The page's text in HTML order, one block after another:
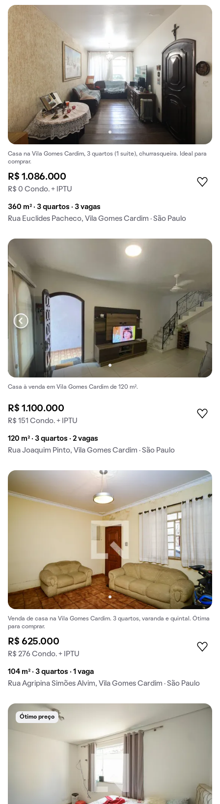
Casa na Vila Gomes Cardim, 3 quartos (1 suíte), churrasqueira. Ideal para
comprar.
R$ 1.086.000
R$ 0 Condo. + IPTU
360 m² · 3 quartos · 3 vagas
Rua Euclides Pacheco, Vila Gomes Cardim · São Paulo
Casa à venda em Vila Gomes Cardim de 120 m².
R$ 1.100.000
R$ 151 Condo. + IPTU
120 m² · 3 quartos · 2 vagas
Rua Joaquim Pinto, Vila Gomes Cardim · São Paulo
Venda de casa na Vila Gomes Cardim. 3 quartos, varanda e quintal. Ótima
para comprar.
R$ 625.000
R$ 276 Condo. + IPTU
104 m² · 3 quartos · 1 vaga
Rua Agripina Simões Alvim, Vila Gomes Cardim · São Paulo
Ótimo preço